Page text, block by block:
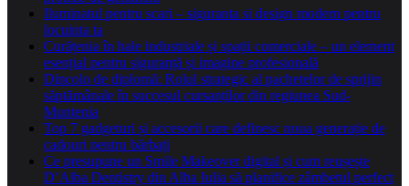
Iluminatul pentru scari – siguranta si design modern pentru
locuinta ta
Curățenia în hale industriale și spații comerciale – un element
esențial pentru siguranță și imagine profesională
Dincolo de diplomă: Rolul strategic al pachetelor de sprijin
săptămânale în succesul cursanților din regiunea Sud-
Muntenia
Top 7 gadgeturi și accesorii care definesc noua generație de
cadouri pentru bărbați
Ce presupune un Smile Makeover digital și cum reușește
D’Alba Dentistry din Alba Iulia să planifice zâmbetul perfect